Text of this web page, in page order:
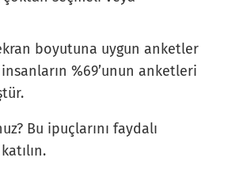
boyutuna uygun anketler
%69’unun anketleri
Bu ipuçlarını faydalı